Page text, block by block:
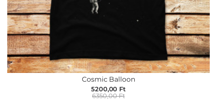
Cosmic Balloon
5200,00 Ft
6350,00 Ft